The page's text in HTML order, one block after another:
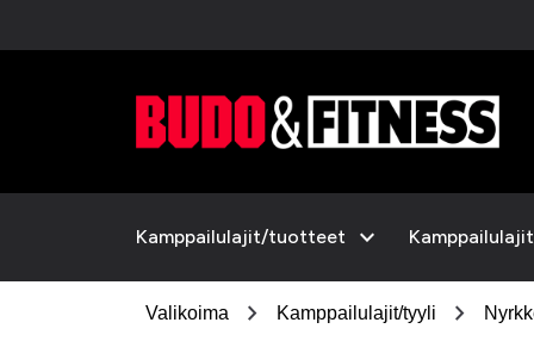
Kamppailulajit/tuotteet expand_more
Valikoima chevron_right Kamppailulajit/tyyli chevron_right